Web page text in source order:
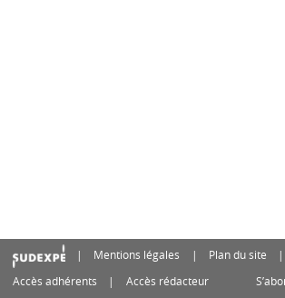
Mentions légales
Plan du site
Accès adhérents
Accès rédacteur